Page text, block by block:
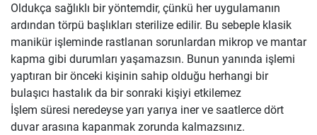
Oldukça sağlıklı bir yöntemdir, çünkü her uygulamanın
ardından törpü başlıkları sterilize edilir. Bu sebeple klasik
manikür işleminde rastlanan sorunlardan mikrop ve mantar
kapma gibi durumları yaşamazsın. Bunun yanında işlemi
yaptıran bir önceki kişinin sahip olduğu herhangi bir
bulaşıcı hastalık da bir sonraki kişiyi etkilemez
İşlem süresi neredeyse yarı yarıya iner ve saatlerce dört
duvar arasına kapanmak zorunda kalmazsınız.